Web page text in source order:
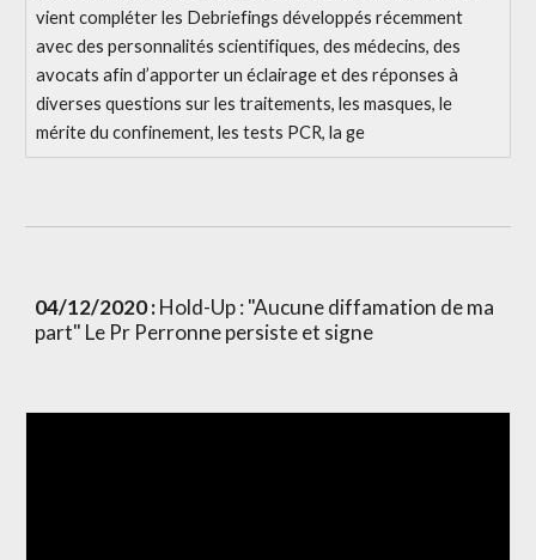
vient compléter les Debriefings développés récemment
avec des personnalités scientifiques, des médecins, des
avocats afin d’apporter un éclairage et des réponses à
diverses questions sur les traitements, les masques, le
mérite du confinement, les tests PCR, la ge
04/12/2020 : Hold-Up : "Aucune diffamation de ma
part" Le Pr Perronne persiste et signe